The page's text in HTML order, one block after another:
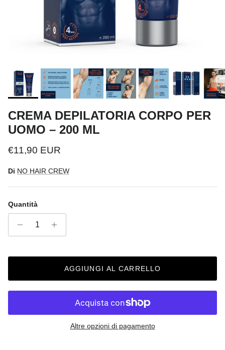
CREMA DEPILATORIA CORPO PER
UOMO – 200 ML
Prezzo normale
€11,90 EUR
Di NO HAIR CREW
Quantità
AGGIUNGI AL CARRELLO
Altre opzioni di pagamento